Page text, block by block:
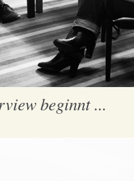
beginnt ...